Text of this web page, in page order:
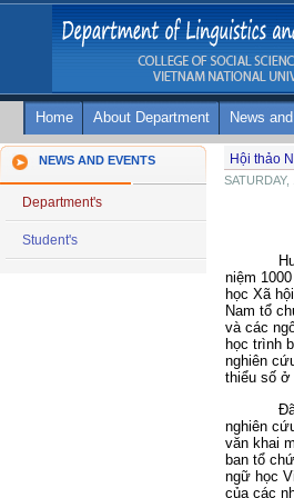
Home About Department News
NEWS AND EVENTS
Department's
Student's
Hội thảo
niệm
học Xã
Nam tổ
và các
học trình
nghiên
thiểu số ở
Đã
nghiên
văn khai
ban tổ
ngữ học
của các